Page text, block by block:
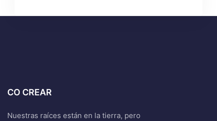
CO CREAR
Nuestras raíces están en la tierra, pero